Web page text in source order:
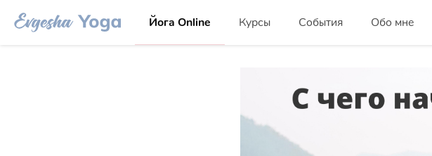
Йога Online Курсы События Обо мне